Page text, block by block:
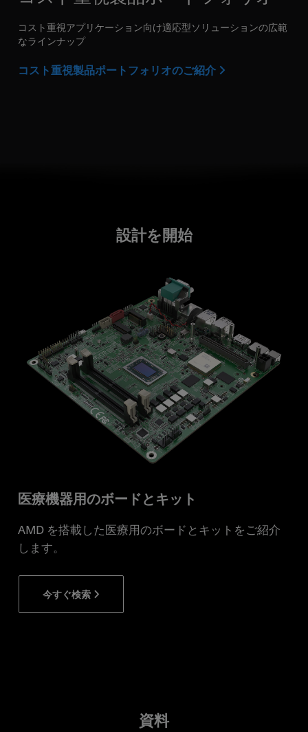
コスト重視アプリケーション向け適応型ソリューションの広範
なラインナップ
コスト重視製品ポートフォリオのご紹介
設計を開始
医療機器用のボードとキット
AMD を搭載した医療用のボードとキットをご紹介
します。
今すぐ検索
資料